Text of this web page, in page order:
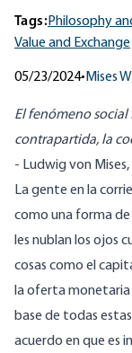
Tags:Philosophy
Value and Exchange
05/23/2024• Mises
El fenómeno
contrapartida, la
- Ludwig von Mises,
La gente en la
como una forma de
les nublan los ojos
cosas como el
la oferta monetaria
base de todas
acuerdo en que es